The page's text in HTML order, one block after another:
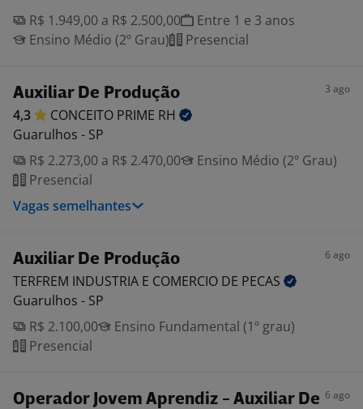
R$ 1.949,00 a R$ 2.500,00
Entre 1 e 3 anos
Ensino Médio (2º Grau)
Presencial
Auxiliar De Produção 3 ago
4,3 CONCEITO PRIME RH
Guarulhos - SP
R$ 2.273,00 a R$ 2.470,00
Ensino Médio (2º Grau)
Presencial
Vagas semelhantes
Auxiliar De Produção 6 ago
TERFREM INDUSTRIA E COMERCIO DE PECAS
Guarulhos - SP
R$ 2.100,00
Ensino Fundamental (1º grau)
Presencial
Operador Jovem Aprendiz - Auxiliar De 6 ago